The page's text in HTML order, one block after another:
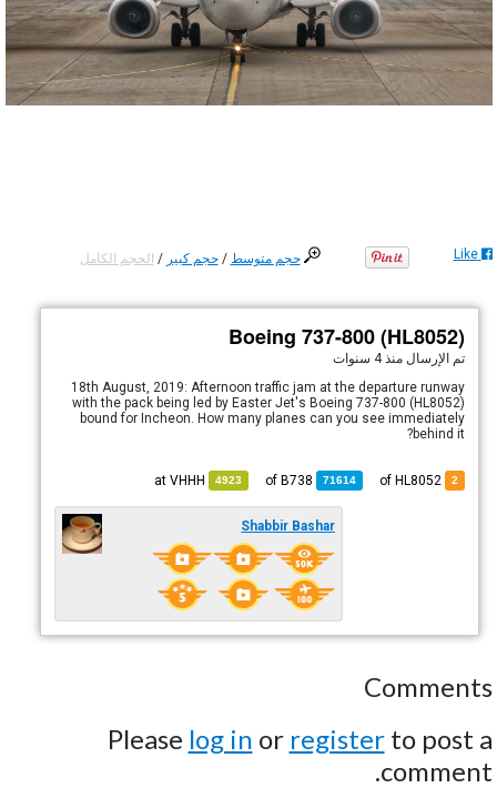
حجم متوسط /حجم كبير / الحجم الكامل Like
Boeing 737-800 (HL8052)
تم الإرسالمنذ 4 سنوات
18th August, 2019: Afternoon traffic jam at the departure runway
with the pack being led by Easter Jet's Boeing 737-800 (HL8052)
bound for Incheon. How many planes can you see immediately
behind it?
2
71614
B738
4923
VHHH
Shabbir Bashar
Comments
Please log in or registerto post a
comment.